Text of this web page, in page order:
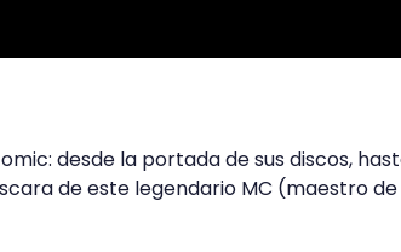
desde la portada de sus discos,
de este legendario MC (maestro de